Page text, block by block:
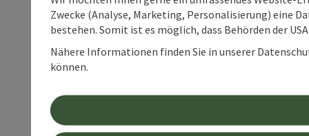
Zwecke (Analyse, Marketing, Personalisierung) eine
bestehen. Somit ist es möglich, dass Behörden der
Nähere Informationen finden Sie in unserer
können.